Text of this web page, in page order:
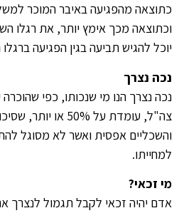
כתוצאה מהפגיעה באיבר המוכר
וכתוצאה מכך אימץ יותר, את רגלו
יוכל להגיש תביעה בגין הפגיעה
נכה נצרך
נכה נצרך הנו מי שנכותו, כפי
צה"ל, עומדת על 50%
והשכליים אפסית ואשר לא מסוגל
למחייתו.
מי זכאי?
אדם יהיה זכאי לקבל תגמול לנצרך